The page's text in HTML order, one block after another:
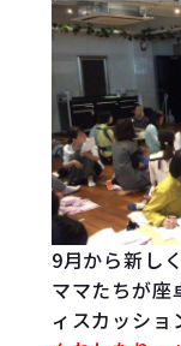
9月から新し
ママたちが
ィスカッショ